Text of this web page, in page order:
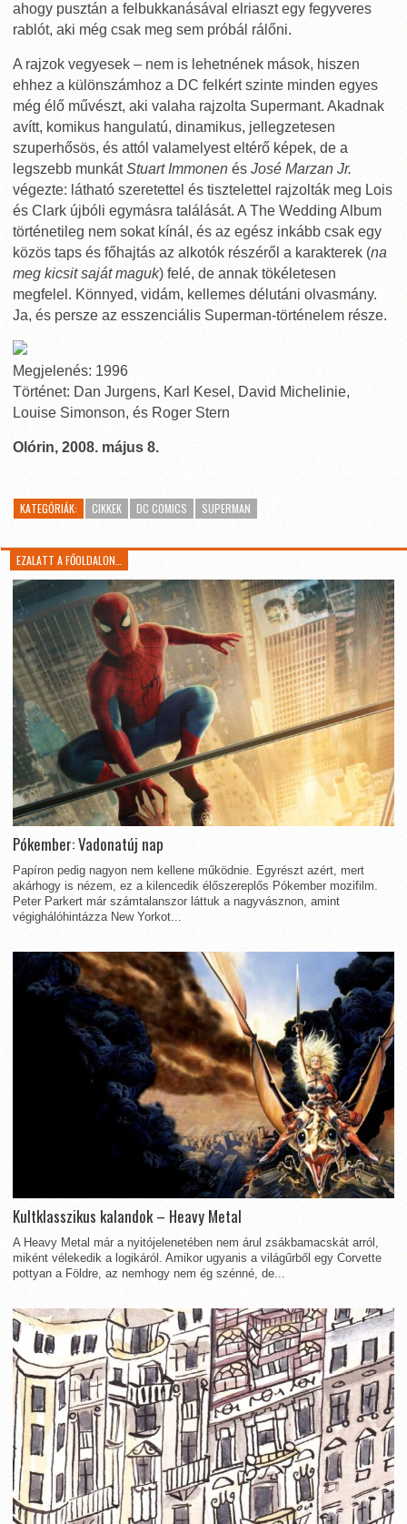
ahogy pusztán a felbukkanásával elriaszt egy fegyveres
rablót, aki még csak meg sem próbál rálőni.
A rajzok vegyesek – nem is lehetnének mások, hiszen
ehhez a különszámhoz a DC felkért szinte minden egyes
még élő művészt, aki valaha rajzolta Supermant. Akadnak
avítt, komikus hangulatú, dinamikus, jellegzetesen
szuperhősös, és attól valamelyest eltérő képek, de a
legszebb munkátStuart Immonen és José Marzan Jr.
végezte: látható szeretettel és tisztelettel rajzolták meg Lois
és Clark újbóli egymásra találását. A The Wedding Album
történetileg nem sokat kínál, és az egész inkább csak egy
közös taps és főhajtás az alkotók részéről a karakterek (na
meg kicsit saját maguk) felé, de annak tökéletesen
megfelel. Könnyed, vidám, kellemes délutáni olvasmány.
Ja, és persze az esszenciális Superman-történelem része.
Megjelenés: 1996
Történet: Dan Jurgens, Karl Kesel, David Michelinie,
Louise Simonson, és Roger Stern
Olórin, 2008. május 8.
KATEGÓRIÁK: CIKKEK DC COMICS SUPERMAN
EZALATT A FŐOLDALON…
Pókember: Vadonatúj nap
Papíron pedig nagyon nem kellene működnie. Egyrészt azért, mert
akárhogy is nézem, ez a kilencedik élőszereplős Pókember mozifilm.
Peter Parkert már számtalanszor láttuk a nagyvásznon, amint
végighálóhintázza New Yorkot...
Kultklasszikus kalandok – Heavy Metal
A Heavy Metal már a nyitójelenetében nem árul zsákbamacskát arról,
miként vélekedik a logikáról. Amikor ugyanis a világűrből egy Corvette
pottyan a Földre, az nemhogy nem ég szénné, de...